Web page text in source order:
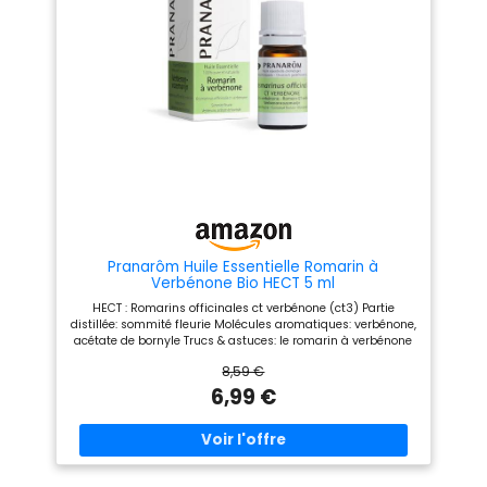
Sélection rigoureuse, contrôle
qualité et conditionnement à
Lyon par nos soins LA
COMPAGNIE DES SENS :
Marque française spécialisée
phytothérapie depuis 2013.
officinal est brute et pure, ce
qui garantit un maximum
d'avantages. 🌿 Nom latin :
Rosmarinus Officinalis - Partie
distillée : feuille 🇫🇷 MIS EN
BOUTEILLE EN FRANCE : Nos
valeurs résident dans la
conditionnement est effectué
verre sont fabriquées en
Pranarôm Huile Essentielle Romarin à
Verbénone Bio HECT 5 ml
HECT : Romarins officinales ct verbénone (ct3) Partie
distillée: sommité fleurie Molécules aromatiques: verbénone,
acétate de bornyle Trucs & astuces: le romarin à verbénone
émonctoires. Un traitement d’une cure de 3 semaines à
raison de 2 gouttes sur 1/4 de morceau de sucre de canne à
sucer tous les matins. A faire en mars et en septembre
Poids du colis: 0.15 kilograms
8,59 €
6,99 €